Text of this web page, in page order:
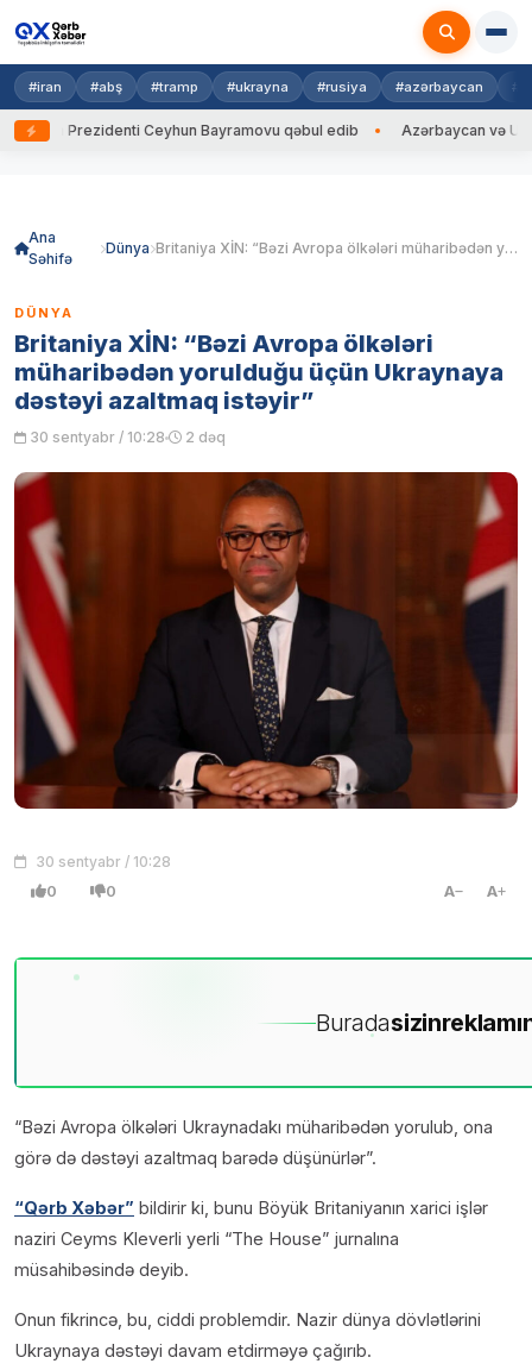
#iran #abş #tramp #ukrayna #rusiya #azərbaycan
Prezidenti Ceyhun Bayramovu qəbul edib Azərbaycan və
Ana
Səhifə
Dünya Britaniya XİN: “Bəzi Avropa ölkələri müharibədən yorulduğu üçün Ukraynaya dəstəyi azaltmaq istəyir”
DÜNYA
Britaniya XİN: “Bəzi Avropa ölkələri
müharibədən yorulduğu üçün Ukraynaya
dəstəyi azaltmaq istəyir”
30 sentyabr / 10:28 2 dəq
30 sentyabr / 10:28
0 0 A A
Buradasizin
“Bəzi Avropa ölkələri Ukraynadakı müharibədən yorulub, ona
görə də dəstəyi azaltmaq barədə düşünürlər”.
“Qərb Xəbər” bildirir ki, bunu Böyük Britaniyanın xarici işlər
naziri Ceyms Kleverli yerli “The House” jurnalına
müsahibəsində deyib.
Onun fikrincə, bu, ciddi problemdir. Nazir dünya dövlətlərini
Ukraynaya dəstəyi davam etdirməyə çağırıb.